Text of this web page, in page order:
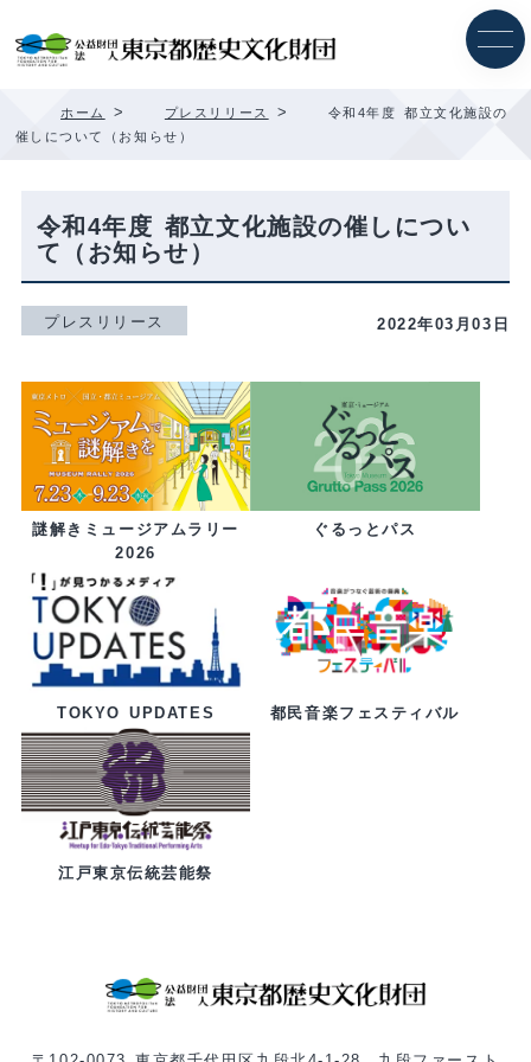
ホーム > プレスリリース >
令和4年度 都立文化施設の
催しについて（お知らせ）
令和4年度 都立文化施設の催しについ
て（お知らせ）
プレスリリース 2022年03月03日
謎解きミュージアムラリー
2026
ぐるっとパス
TOKYO UPDATES 都民音楽フェスティバル
江戸東京伝統芸能祭